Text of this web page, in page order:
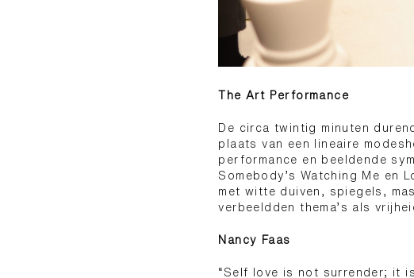
The Art Performance
De circa twintig minuten
plaats van een lineaire
performance en beeldende
Somebody’s Watching Me en
met witte duiven, spiegels,
verbeeldden thema’s als
Nancy Faas
“Self love is not surrender; it